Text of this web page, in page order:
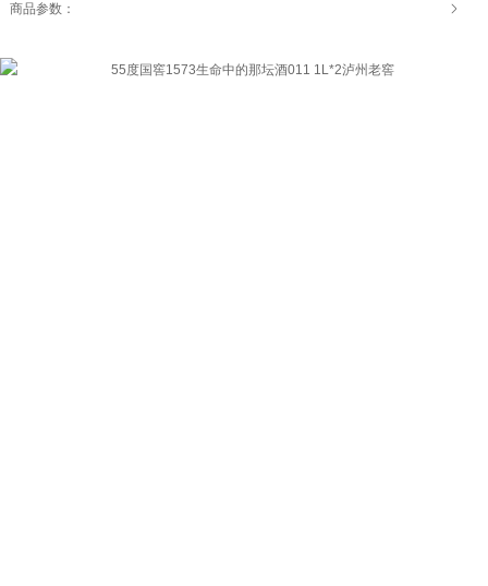
商品参数：